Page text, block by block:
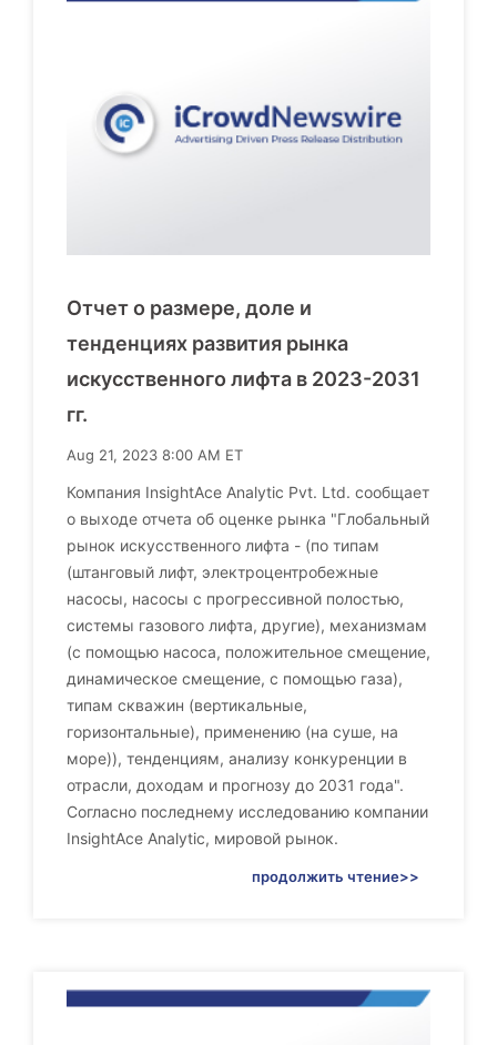
Отчет о размере, доле и
тенденциях развития рынка
искусственного лифта в 2023-2031
гг.
Aug 21, 2023 8:00 AM ET
Компания InsightAce Analytic Pvt. Ltd. сообщает
о выходе отчета об оценке рынка "Глобальный
рынок искусственного лифта - (по типам
(штанговый лифт, электроцентробежные
насосы, насосы с прогрессивной полостью,
системы газового лифта, другие), механизмам
(с помощью насоса, положительное смещение,
динамическое смещение, с помощью газа),
типам скважин (вертикальные,
горизонтальные), применению (на суше, на
море)), тенденциям, анализу конкуренции в
отрасли, доходам и прогнозу до 2031 года".
Согласно последнему исследованию компании
InsightAce Analytic, мировой рынок.
продолжить чтение>>